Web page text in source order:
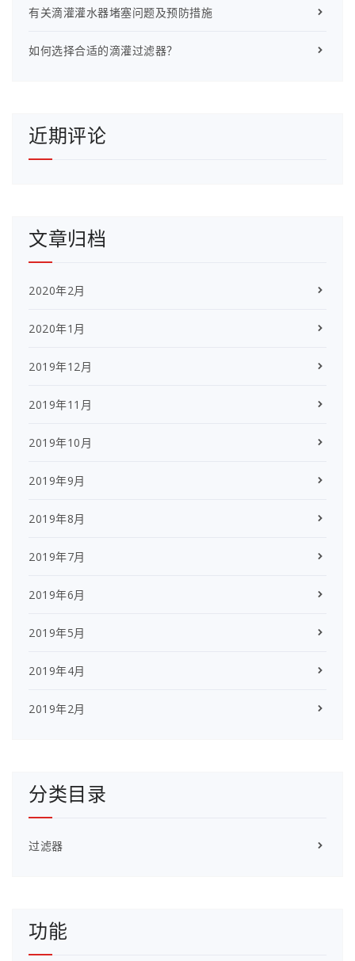
有关滴灌灌水器堵塞问题及预防措施
如何选择合适的滴灌过滤器？
近期评论
文章归档
2020年2月
2020年1月
2019年12月
2019年11月
2019年10月
2019年9月
2019年8月
2019年7月
2019年6月
2019年5月
2019年4月
2019年2月
分类目录
过滤器
功能